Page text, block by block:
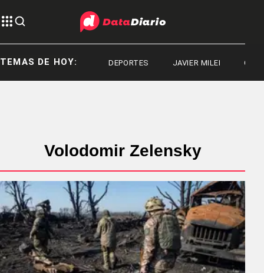
TEMAS DE HOY: DEPORTES JAVIER MILEI
Volodomir Zelensky